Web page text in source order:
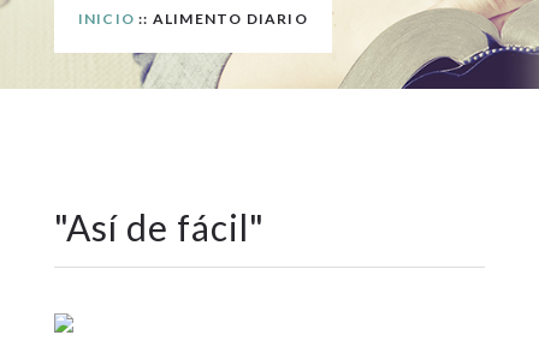
INICIO :: ALIMENTO DIARIO
"Así de fácil"